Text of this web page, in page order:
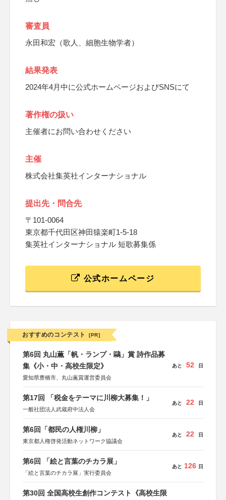
審査員
永田和宏（歌人、細胞生物学者）
結果発表
2024年4月中に公式ホームページおよびSNSにて
著作権の扱い
主催者にお問い合わせください
主催
株式会社集英社インターナショナル
提出先・問合先
〒101-0064
東京都千代田区神田猿楽町1-5-18
集英社インターナショナル 短歌募集係
公式ホームページ
おすすめのコンテスト [PR]
第6回 丸山薫「帆・ランプ・鷗」賞 詩作品募
集《小・中・高校生限定》
愛知県豊橋市、丸山薫賞運営委員会
あと 52 日
第17回 「税金をテーマに川柳大募集！」
一般社団法人武蔵府中法人会
あと 22 日
第6回「都民の人権川柳」
東京都人権啓発活動ネットワーク協議会
あと 22 日
第6回 「絵と言葉のチカラ展」
「絵と言葉のチカラ展」実行委員会
あと 126 日
第30回 全国高校生創作コンテスト《高校生限